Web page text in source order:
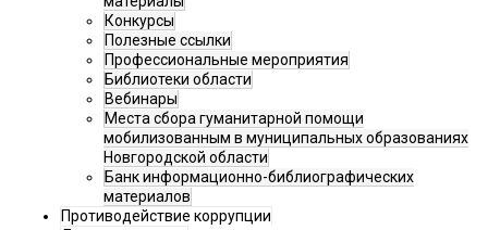
Конкурсы
Полезные ссылки
Профессиональные мероприятия
Библиотеки области
Вебинары
Места сбора гуманитарной помощи
мобилизованным в муниципальных образованиях
Новгородской области
Банк информационно-библиографических
материалов
Противодействие коррупции